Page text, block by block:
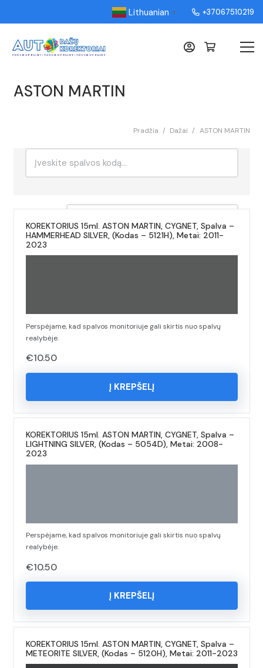
Lithuanian ▼ +37067510219
ASTON MARTIN
Pradžia / Dažai / ASTON MARTIN
KOREKTORIUS 15ml. ASTON MARTIN, CYGNET, Spalva –
HAMMERHEAD SILVER, (Kodas – 5121H), Metai: 2011-
2023
Perspėjame, kad spalvos monitoriuje gali skirtis nuo spalvų
realybėje.
€10.50
Į KREPŠELĮ
KOREKTORIUS 15ml. ASTON MARTIN, CYGNET, Spalva –
LIGHTNING SILVER, (Kodas – 5054D), Metai: 2008-
2023
Perspėjame, kad spalvos monitoriuje gali skirtis nuo spalvų
realybėje.
€10.50
Į KREPŠELĮ
KOREKTORIUS 15ml. ASTON MARTIN, CYGNET, Spalva –
METEORITE SILVER, (Kodas – 5120H), Metai: 2011-2023